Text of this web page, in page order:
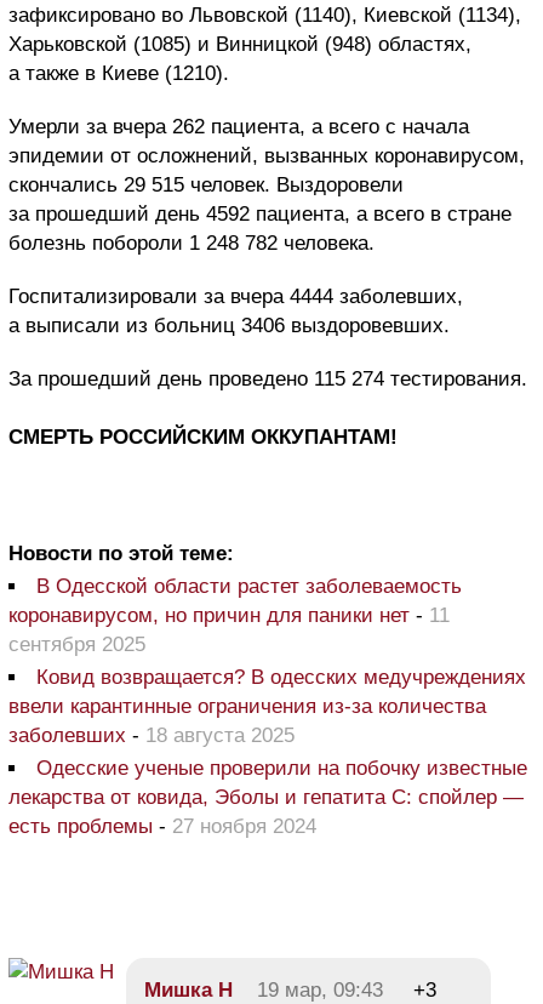
зафиксировано во Львовской (1140), Киевской (1134),
Харьковской (1085) и Винницкой (948) областях,
а также в Киеве (1210).
Умерли за вчера 262 пациента, а всего с начала
эпидемии от осложнений, вызванных коронавирусом,
скончались 29 515 человек. Выздоровели
за прошедший день 4592 пациента, а всего в стране
болезнь побороли 1 248 782 человека.
Госпитализировали за вчера 4444 заболевших,
а выписали из больниц 3406 выздоровевших.
За прошедший день проведено 115 274 тестирования.
СМЕРТЬ РОССИЙСКИМ ОККУПАНТАМ!
Новости по этой теме:
В Одесской области растет заболеваемость
коронавирусом, но причин для паники нет - 11
сентября 2025
Ковид возвращается? В одесских медучреждениях
ввели карантинные ограничения из-за количества
заболевших - 18 августа 2025
Одесские ученые проверили на побочку известные
лекарства от ковида, Эболы и гепатита С: спойлер —
есть проблемы - 27 ноября 2024
Мишка Н 19 мар, 09:43
+3